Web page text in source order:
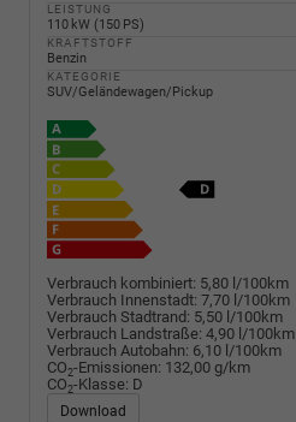
LEISTUNG
110 kW (150 PS)
KRAFTSTOFF
Benzin
KATEGORIE
SUV/Geländewagen/Pickup
Verbrauch kombiniert: 5,80 l/100km
Verbrauch Innenstadt: 7,70 l/100km
Verbrauch Stadtrand: 5,50 l/100km
Verbrauch Landstraße: 4,90 l/100km
Verbrauch Autobahn: 6,10 l/100km
CO2-Emissionen: 132,00 g/km
CO2-Klasse: D
Download